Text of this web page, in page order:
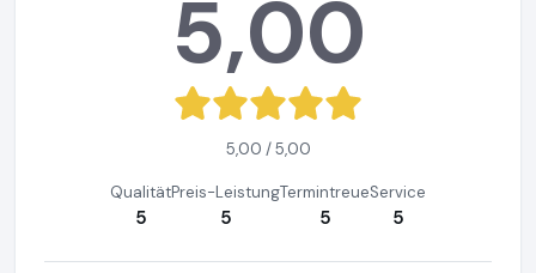
5,00
5,00 / 5,00
Qualität
5
Preis-Leistung
5
Termintreue
5
Service
5